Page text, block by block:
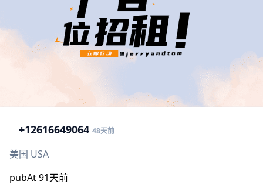
+12616649064 48天前
美国 USA
pubAt 91天前